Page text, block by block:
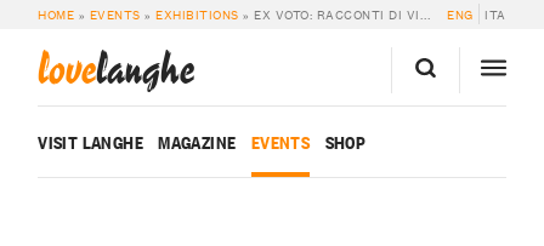
HOME » EVENTS »EXHIBITIONS » EX VOTO: RACCONTI DI VITA QUOTIDIANA ENG ITA
lovelanghe
VISIT LANGHE MAGAZINE EVENTS SHOP